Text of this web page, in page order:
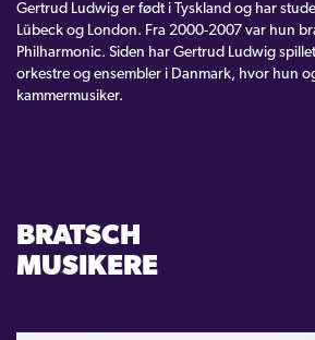
Gertrud Ludwig er født i Tyskland og har
Lübeck og London. Fra 2000-2007 var hun
Philharmonic. Siden har Gertrud Ludwig
orkestre og ensembler i Danmark, hvor hun
kammermusiker.
BRATSCH
MUSIKERE